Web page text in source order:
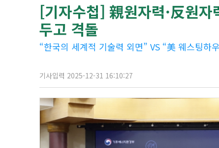
[기자수첩] 親원자력·反원자
두고 격돌
“한국의 세계적 기술력 외면” VS “美 웨스팅하
기사입력 2025-12-31 16:10:27